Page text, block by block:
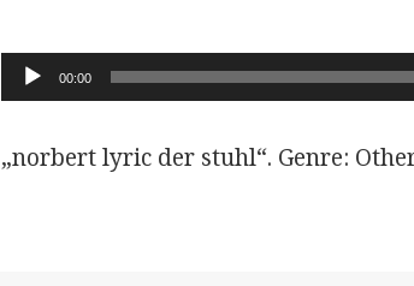
Audio-
Player
00:00
„norbert lyric der stuhl“. Genre: